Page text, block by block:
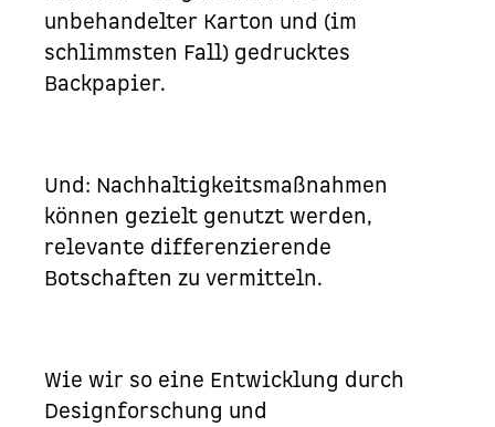
unbehandelter Karton und (im
schlimmsten Fall) gedrucktes
Backpapier.
Und: Nachhaltigkeitsmaßnahmen
können gezielt genutzt werden,
relevante differenzierende
Botschaften zu vermitteln.
Wie wir so eine Entwicklung durch
Designforschung und